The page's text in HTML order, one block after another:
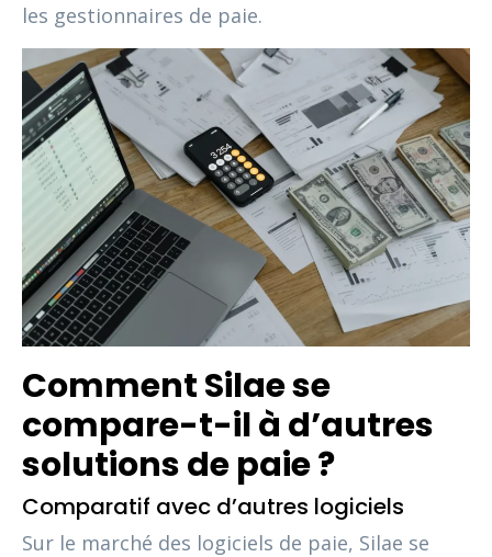
les gestionnaires de paie.
Comment Silae se
compare-t-il à d’autres
solutions de paie ?
Comparatif avec d’autres logiciels
Sur le marché des logiciels de paie, Silae se